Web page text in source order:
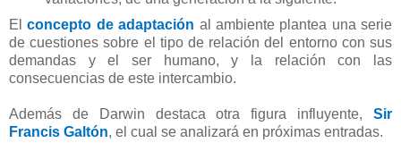
Elconcepto de adaptación al ambiente plantea una serie
de cuestiones sobre el tipo de relación del entorno con sus
demandas y el ser humano, y la relación con las
consecuencias de este intercambio.
Además de Darwin destaca otra figura influyente, Sir
Francis Galtón, el cual se analizará en próximas entradas.